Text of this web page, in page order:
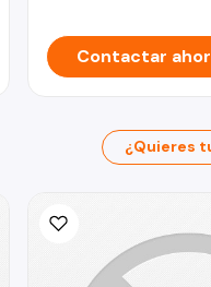
Contactar
¿Quieres